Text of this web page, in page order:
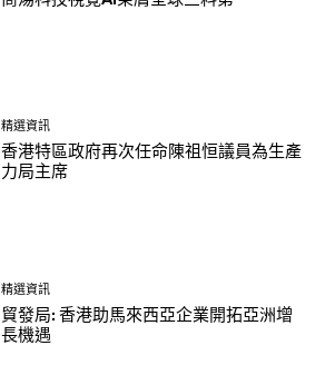
精選資訊
香港特區政府再次任命陳祖恒議員為生產
力局主席
精選資訊
貿發局: 香港助馬來西亞企業開拓亞洲增
長機遇